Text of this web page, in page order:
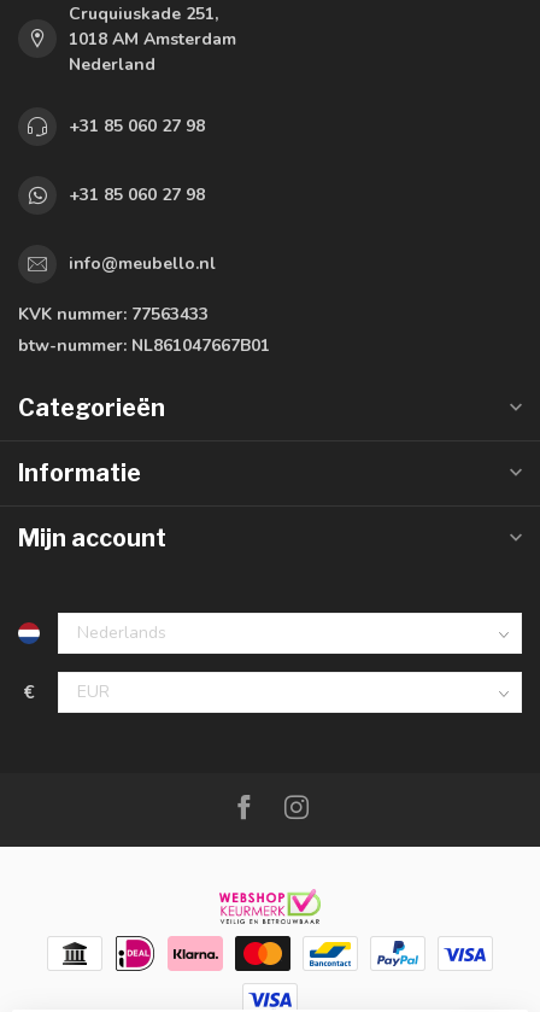
Cruquiuskade 251,
1018 AM Amsterdam
Nederland
+31 85 060 27 98
+31 85 060 27 98
info@meubello.nl
KVK nummer: 77563433
btw-nummer: NL861047667B01
Categorieën
Informatie
Mijn account
€